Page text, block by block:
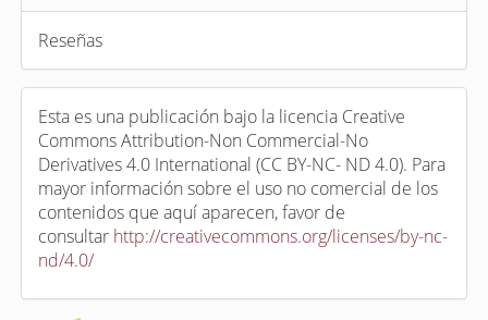
Reseñas
Esta es una publicación bajo la licencia Creative
Commons Attribution-Non Commercial-No
Derivatives 4.0 International (CC BY-NC- ND 4.0). Para
mayor información sobre el uso no comercial de los
contenidos que aquí aparecen, favor de
consultar http://creativecommons.org/licenses/by-nc-
nd/4.0/